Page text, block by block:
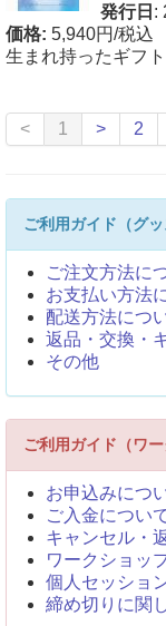
発行日 :
価格: 5,940円/税込
生まれ持ったギフ
<
1 > 2
ご利用ガイド（グッ
ご注文方法に
お支払い方法
配送方法につ
返品・交換・
その他
ご利用ガイド（ワー
お申込みにつ
ご入金につい
キャンセル・
ワークショッ
個人セッショ
締め切りに関